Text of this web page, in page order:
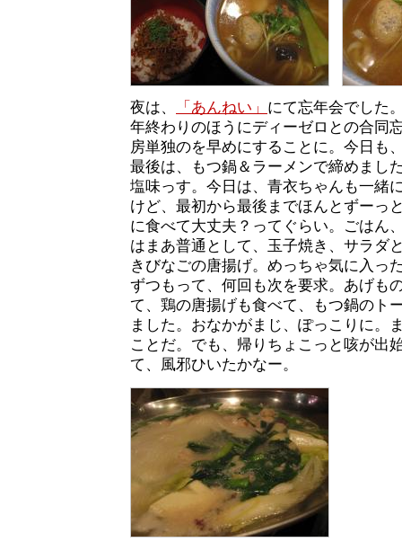
夜は、 「あんねい」 にて忘年会でした
年終わりのほうにディーゼロとの合同
房単独のを早めにすることに。今日も
最後は、もつ鍋＆ラーメンで締めまし
塩味っす。今日は、青衣ちゃんも一緒
けど、最初から最後までほんとずーっ
に食べて大丈夫？ってぐらい。ごはん
はまあ普通として、玉子焼き、サラダ
きびなごの唐揚げ。めっちゃ気に入っ
ずつもって、何回も次を要求。あげも
て、鶏の唐揚げも食べて、もつ鍋のト
ました。おなかがまじ、ぽっこりに。
ことだ。でも、帰りちょこっと咳が出
て、風邪ひいたかなー。